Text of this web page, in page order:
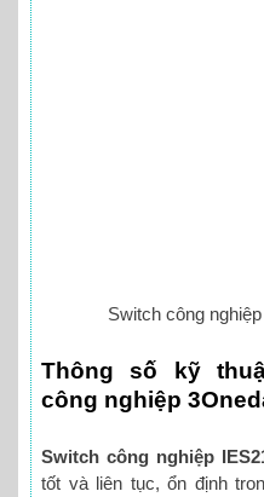
Switch công
Thông số kỹ
công nghiệp
Switch công nghiệp
tốt và liên tục, ổn định